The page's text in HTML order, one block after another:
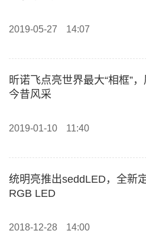
2019-05-27 14:07
昕诺飞点亮世界最大“相框”
今昔风采
2019-01-10 11:40
统明亮推出seddLED，全新
RGB LED
2018-12-28 14:00